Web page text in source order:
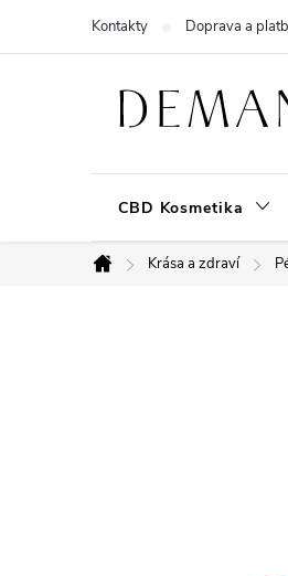
Kontakty Doprava a
CBD Kosmetika
Domů
Krása a zdraví